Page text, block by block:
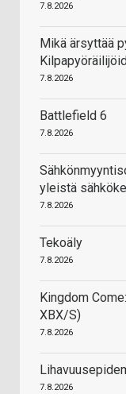
7.8.2026
Mikä ärsyttää
7.8.2026
Battlefield 6
7.8.2026
yleistä
7.8.2026
Tekoäly
7.8.2026
Kingdom
XBX/S)
7.8.2026
7.8.2026